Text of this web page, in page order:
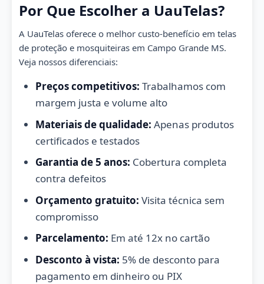
Por Que Escolher a UauTelas?
A UauTelas oferece o melhor custo-benefício em telas
de proteção e mosquiteiras em Campo Grande MS.
Veja nossos diferenciais:
Preços competitivos: Trabalhamos com
margem justa e volume alto
Materiais de qualidade: Apenas produtos
certificados e testados
Garantia de 5 anos: Cobertura completa
contra defeitos
Orçamento gratuito: Visita técnica sem
compromisso
Parcelamento: Em até 12x no cartão
Desconto à vista: 5% de desconto para
pagamento em dinheiro ou PIX